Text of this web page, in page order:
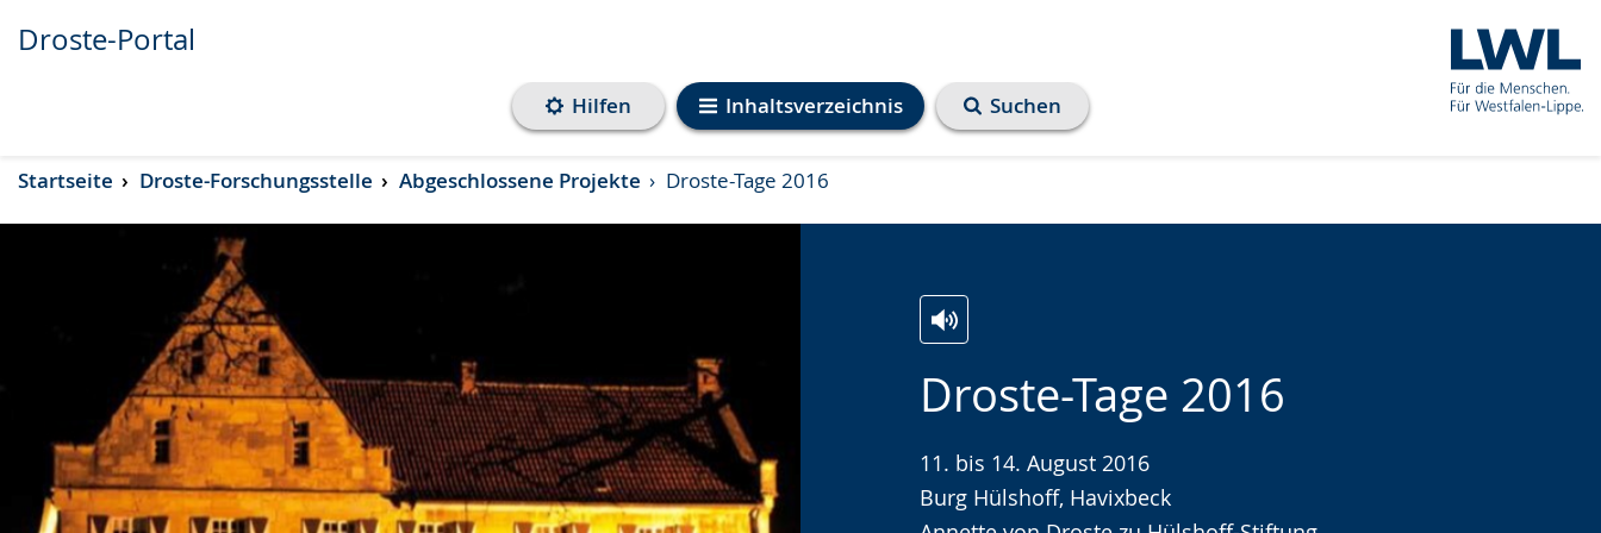
Transkript anzeigen
Abspielen
Pausieren
Droste-Portal
Inhaltsverzeichnis
Hilfen Suchen
Startseite Droste-Forschungsstelle Abgeschlossene Projekte Droste-Tage 2016
Droste-Tage 2016
11. bis 14. August 2016
Burg Hülshoff, Havixbeck
Leichten
wechseln.
Audio-
Video
Deutscher
Gebärdensprache